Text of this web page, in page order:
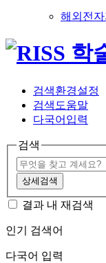
해외전자
검색환경설정
검색도움말
다국어입력
검색
상세검색
결과 내 재검색
인기 검색어
다국어 입력